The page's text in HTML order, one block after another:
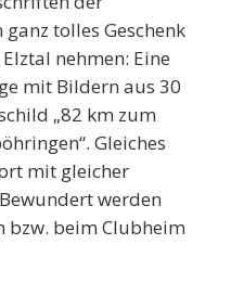
tolles Geschenk
nehmen: Eine
mit Bildern aus 30
„82 km zum
Gleiches
mit gleicher
werden
bzw. beim Clubheim